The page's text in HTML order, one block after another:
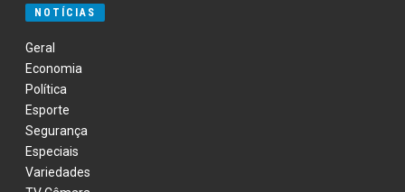
NOTÍCIAS
Geral
Economia
Política
Esporte
Segurança
Especiais
Variedades